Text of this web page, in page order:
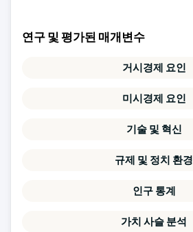
연구 및 평가된 매개변수
거시경제 요인
미시경제 요인
기술 및 혁신
규제 및 정치 환경
인구 통계
가치 사슬 분석